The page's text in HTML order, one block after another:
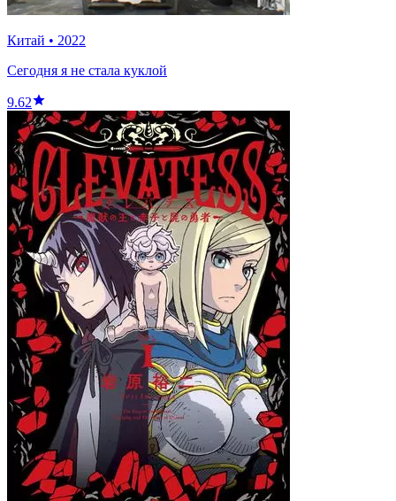
Китай • 2022
Сегодня я не стала куклой
9.62